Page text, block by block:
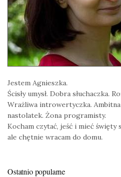
Jestem Agnieszka.
Ścisły umysł. Dobra słuchaczka.
Wrażliwa introwertyczka.
nastolatek. Żona programisty.
Kocham czytać, jeść i mieć
ale chętnie wracam do domu.
Ostatnio popularne